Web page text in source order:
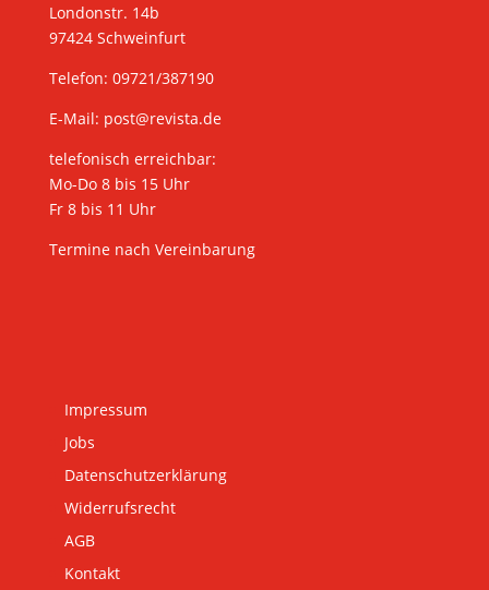
Londonstr. 14b
97424 Schweinfurt
Telefon: 09721/387190
E-Mail: post@revista.de
telefonisch erreichbar:
Mo-Do 8 bis 15 Uhr
Fr 8 bis 11 Uhr
Termine nach Vereinbarung
Impressum
Jobs
Datenschutzerklärung
Widerrufsrecht
AGB
Kontakt